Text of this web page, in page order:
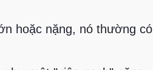
hoặc nặng, nó thường có